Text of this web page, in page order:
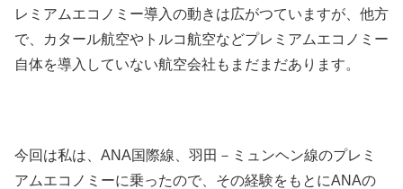
レミアムエコノミー導入の動きは広がつていますが、他方
で、カタール航空やトルコ航空などプレミアムエコノミー
自体を導入していない航空会社もまだまだあります。
今回は私は、ANA国際線、羽田－ミュンヘン線のプレミ
アムエコノミーに乗ったので、その経験をもとにANAの